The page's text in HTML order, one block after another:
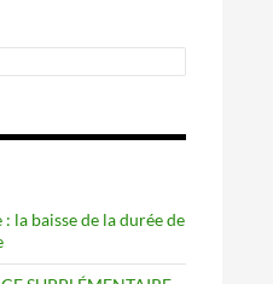
la baisse de la durée de